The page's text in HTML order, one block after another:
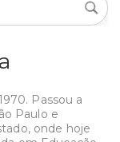
Passou a
Paulo e
onde hoje